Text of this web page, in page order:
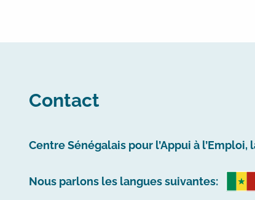
Contact
Centre Sénégalais pour l’Appui à
Nous parlons les langues suivantes: